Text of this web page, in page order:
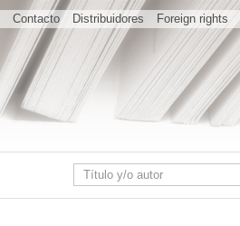
Contacto Distribuidores Foreign rights